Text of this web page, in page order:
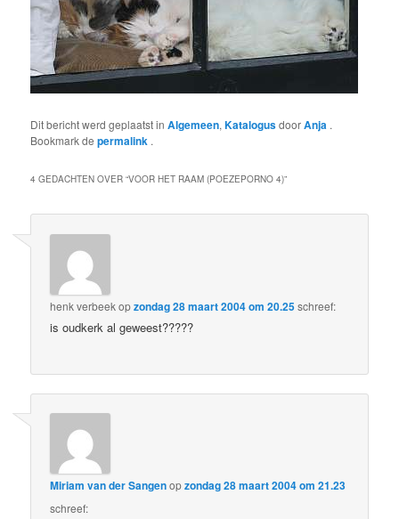
Dit bericht werd geplaatst inAlgemeen,KatalogusdoorAnja .
Bookmark depermalink .
4 GEDACHTEN OVER “VOOR HET RAAM (POEZEPORNO 4)”
henk verbeekopzondag 28 maart 2004 om 20.25schreef:
is oudkerk al geweest?????
Miriam van der Sangenopzondag 28 maart 2004 om 21.23
schreef: